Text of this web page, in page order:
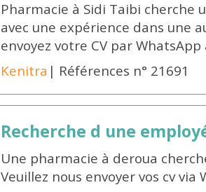
Pharmacie à Sidi Taibi cherche
avec une expérience dans une
envoyez votre CV par
Kenitra | Références n° 21691
Recherche d une
Une pharmacie à deroua
Veuillez nous envoyer vos cv via